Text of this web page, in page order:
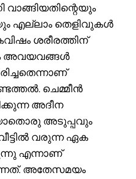
വാങ്ങിയതിന്റെയും
എല്ലാം തെളിവുകൾ
ശരീരത്തിന്
അവയവങ്ങൾ
ചെമ്മീൻ
അദീന
അടുപ്പവും
വരുന്ന ഏക
എന്നാണ്
അതേസമയം